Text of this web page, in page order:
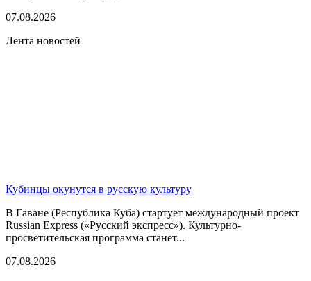
07.08.2026
Лента новостей
Кубинцы окунутся в русскую культуру
В Гаване (Республика Куба) стартует международный проект
Russian Express («Русский экспресс»). Культурно-
просветительская программа станет...
07.08.2026